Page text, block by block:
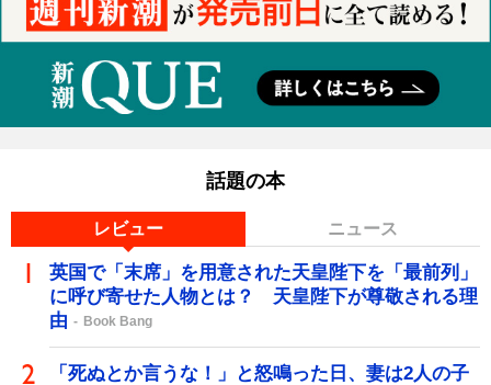
話題の本
レビュー ニュース
英国で「末席」を用意された天皇陛下を「最前列」
に呼び寄せた人物とは？ 天皇陛下が尊敬される理
由
Book Bang
「死ぬとか言うな！」と怒鳴った日、妻は2人の子